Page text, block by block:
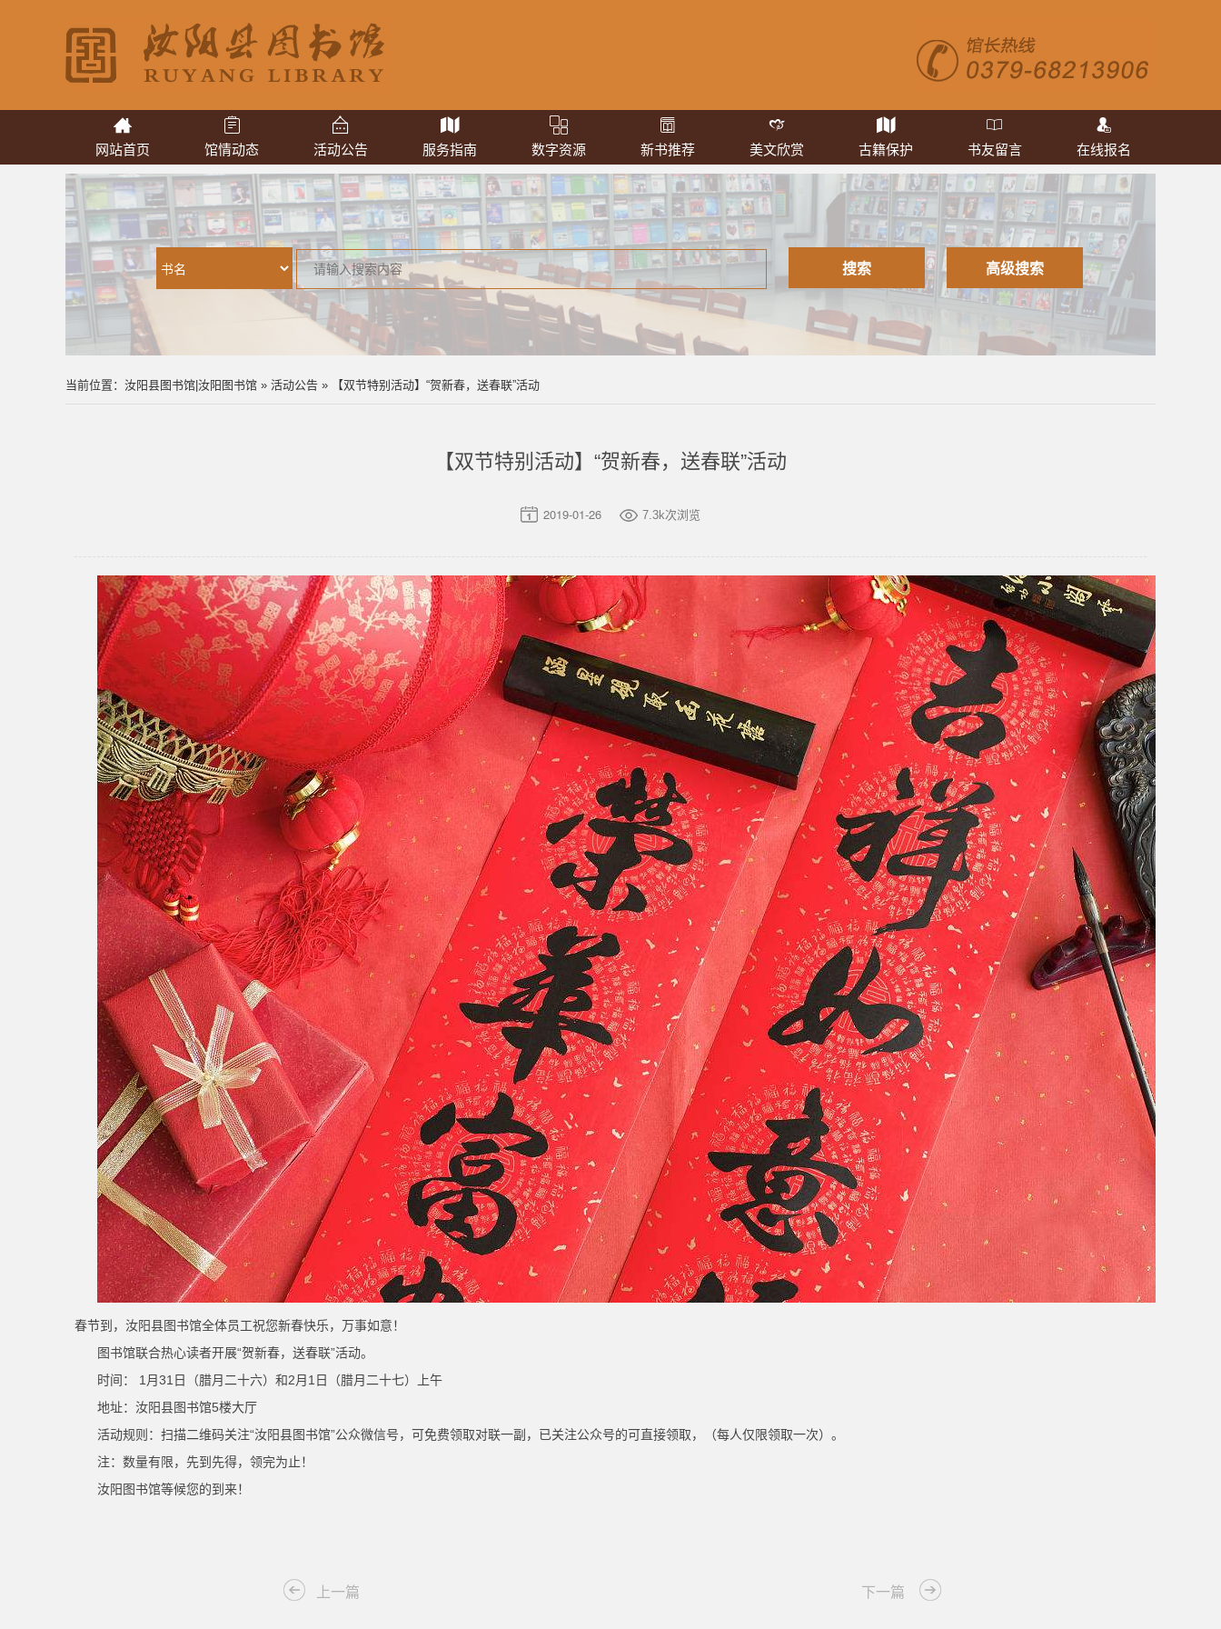
网站首页 馆情动态 活动公告 服务指南 数字资源 新书推荐 美文欣赏 古籍保护 书友留言 在线报名
当前位置： 汝阳县图书馆|汝阳图书馆 » 活动公告 » 【双节特别活动】“贺新春，送春联”活动
【双节特别活动】“贺新春，送春联”活动
2019-01-26 7.3k次浏览
春节到，汝阳县图书馆全体员工祝您新春快乐，万事如意！
图书馆联合热心读者开展“贺新春，送春联”活动。
时间： 1月31日（腊月二十六）和2月1日（腊月二十七）上午
地址：汝阳县图书馆5楼大厅
活动规则：扫描二维码关注“汝阳县图书馆”公众微信号，可免费领取对联一副，已关注公众号的可直接领取，（每人仅限领取一次）。
注：数量有限，先到先得，领完为止！
汝阳图书馆等候您的到来！
上一篇 下一篇